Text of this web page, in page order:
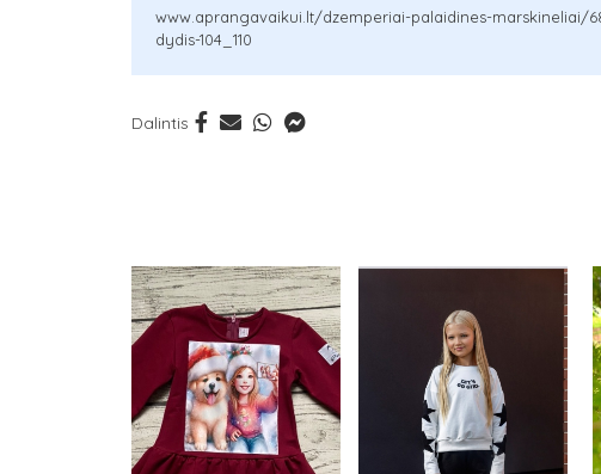
www.aprangavaikui.lt/dzemperiai-palaidines-marskineliai/
dydis-104_110
Dalintis